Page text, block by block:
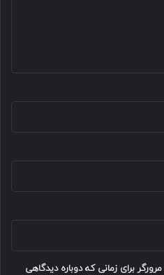
برای زمانی که دوباره دیدگاهی